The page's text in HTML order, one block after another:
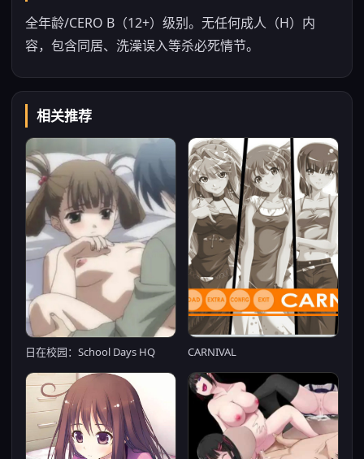
全年龄/CERO B（12+）级别。无任何成人（H）内
容，包含同居、洗澡误入等杀必死情节。
相关推荐
日在校园：School Days HQ CARNIVAL